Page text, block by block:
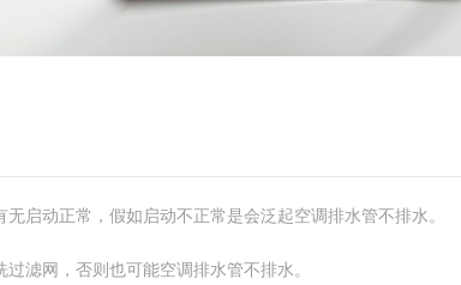
启动正常，假如启动不正常是会泛起空调排水管不排水。
滤网，否则也可能空调排水管不排水。